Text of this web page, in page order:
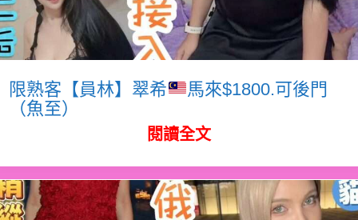
限熟客【員林】翠希
馬來$1800.可後門
（魚至）
閱讀全文